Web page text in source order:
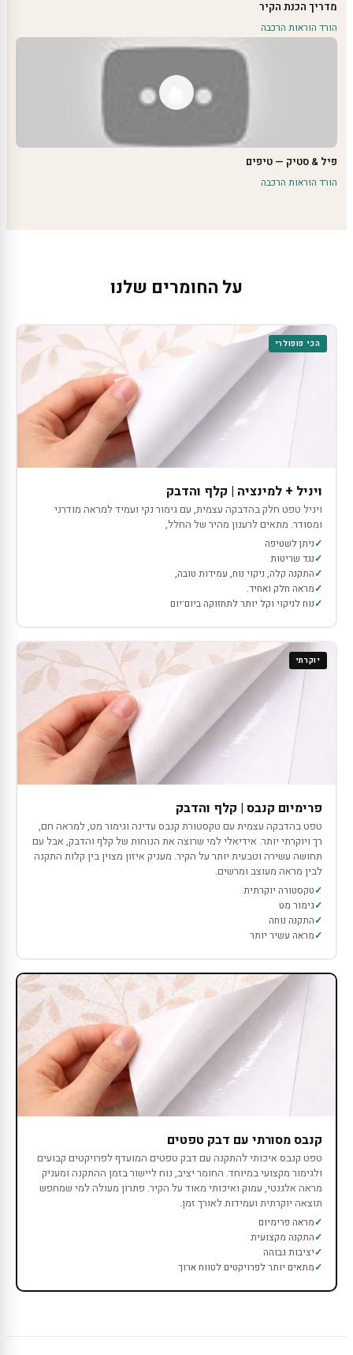
מדריך הכנת הקיר
הורד הוראות הרכבה
פיל & סטיק — טיפים
הורד הוראות הרכבה
על החומרים שלנו
הכי פופולרי
ויניל + למינציה | קלף והדבק
ויניל טפט חלק בהדבקה עצמית, עם גימור נקי ועמיד למראה מודרני
ומסודר. מתאים לרענון מהיר של החלל,
ניתן לשטיפה
נגד שריטות
התקנה קלה, ניקוי נוח, עמידות טובה,
מראה חלק ואחיד.
נוח לניקוי וקל יותר לתחזוקה ביום־יום
יוקרתי
פרימיום קנבס | קלף והדבק
טפט בהדבקה עצמית עם טקסטורת קנבס עדינה וגימור מט, למראה חם,
רך ויוקרתי יותר. אידיאלי למי שרוצה את הנוחות של קלף והדבק, אבל עם
תחושה עשירה וטבעית יותר על הקיר. מעניק איזון מצוין בין קלות התקנה
לבין מראה מעוצב ומרשים.
טקסטורה יוקרתית
גימור מט
התקנה נוחה
מראה עשיר יותר
קנבס מסורתי עם דבק טפטים
טפט קנבס איכותי להתקנה עם דבק טפטים המועדף לפרויקטים קבועים
ולגימור מקצועי במיוחד. החומר יציב, נוח ליישור בזמן ההתקנה ומעניק
מראה אלגנטי, עמוק ואיכותי מאוד על הקיר. פתרון מעולה למי שמחפש
תוצאה יוקרתית ועמידות לאורך זמן.
מראה פרימיום
התקנה מקצועית
יציבות גבוהה
מתאים יותר לפרויקטים לטווח ארוך